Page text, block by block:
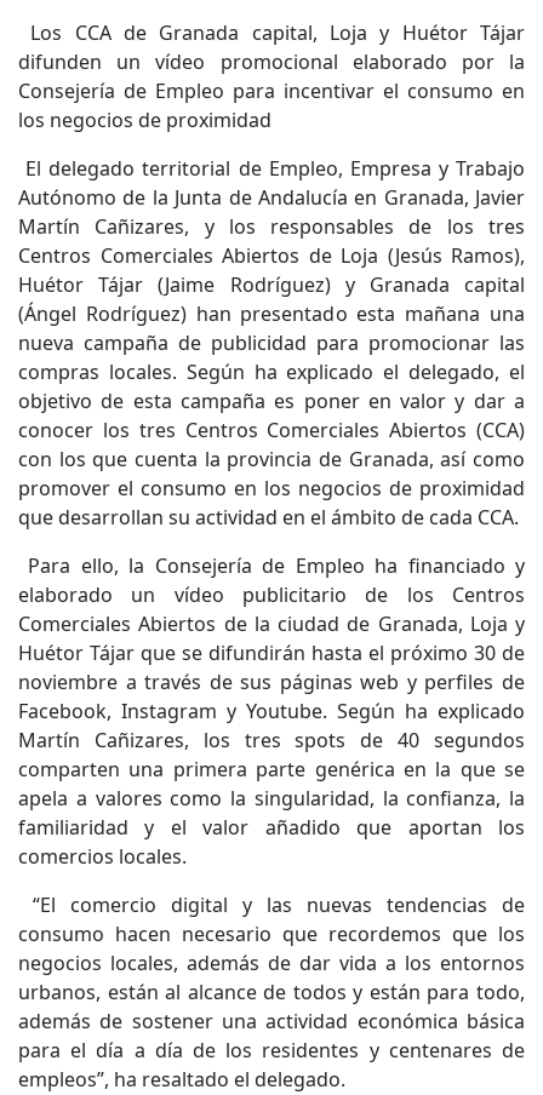
Los CCA de Granada capital, Loja y Huétor Tájar
difunden un vídeo promocional elaborado por la
Consejería de Empleo para incentivar el consumo en
los negocios de proximidad
El delegado territorial de Empleo, Empresa y Trabajo
Autónomo de la Junta de Andalucía en Granada, Javier
Martín Cañizares, y los responsables de los tres
Centros Comerciales Abiertos de Loja (Jesús Ramos),
Huétor Tájar (Jaime Rodríguez) y Granada capital
(Ángel Rodríguez) han presentado esta mañana una
nueva campaña de publicidad para promocionar las
compras locales. Según ha explicado el delegado, el
objetivo de esta campaña es poner en valor y dar a
conocer los tres Centros Comerciales Abiertos (CCA)
con los que cuenta la provincia de Granada, así como
promover el consumo en los negocios de proximidad
que desarrollan su actividad en el ámbito de cada CCA.
Para ello, la Consejería de Empleo ha financiado y
elaborado un vídeo publicitario de los Centros
Comerciales Abiertos de la ciudad de Granada, Loja y
Huétor Tájar que se difundirán hasta el próximo 30 de
noviembre a través de sus páginas web y perfiles de
Facebook, Instagram y Youtube. Según ha explicado
Martín Cañizares, los tres spots de 40 segundos
comparten una primera parte genérica en la que se
apela a valores como la singularidad, la confianza, la
familiaridad y el valor añadido que aportan los
comercios locales.
“El comercio digital y las nuevas tendencias de
consumo hacen necesario que recordemos que los
negocios locales, además de dar vida a los entornos
urbanos, están al alcance de todos y están para todo,
además de sostener una actividad económica básica
para el día a día de los residentes y centenares de
empleos”, ha resaltado el delegado.